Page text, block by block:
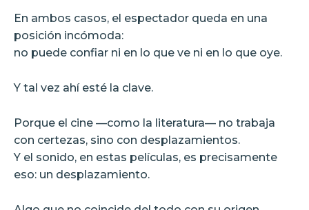
En ambos casos, el espectador queda en una
posición incómoda:
no puede confiar ni en lo que ve ni en lo que oye.
Y tal vez ahí esté la clave.
Porque el cine —como la literatura— no trabaja
con certezas, sino con desplazamientos.
Y el sonido, en estas películas, es precisamente
eso: un desplazamiento.